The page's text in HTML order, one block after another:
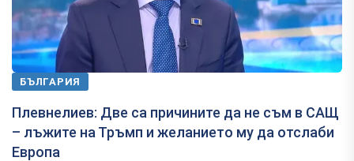
БЪЛГАРИЯ
Плевнелиев: Две са причините да не съм в САЩ
– лъжите на Тръмп и желанието му да отслаби
Европа